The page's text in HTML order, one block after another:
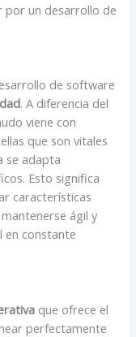
por un desarrollo de
de software
. A diferencia del
viene con
que son vitales
se adapta
Esto significa
características
ágil y
en constante
que ofrece el
perfectamente